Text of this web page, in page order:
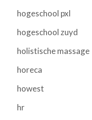
hogeschool pxl
hogeschool zuyd
holistische massage
horeca
howest
hr